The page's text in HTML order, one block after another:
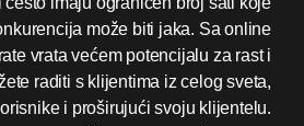
može biti jaka. Sa online
vrata većem potencijalu za rast i
raditi s klijentima iz celog sveta,
i proširujući svoju klijentelu.